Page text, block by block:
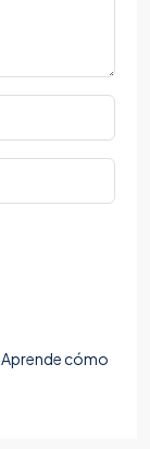
Aprende cómo